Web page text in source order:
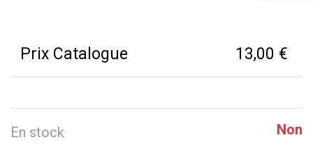
Prix Catalogue 13,00 €
En stock Non